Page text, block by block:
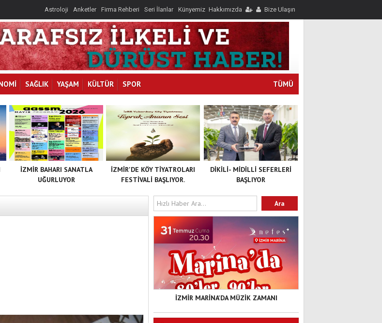
Astroloji Anketler Firma Rehberi Seri İlanlar Künyemiz Hakkımızda Bize Ulaşın
SAĞLIK YAŞAM KÜLTÜR SPOR TÜMÜ
İZMİR BAHARI SANATLA
UĞURLUYOR
DİKİLİ- MİDİLLİ SEFERLERİ
BAŞLIYOR
İZMİR'DE KÖY TİYATROLARI
FESTİVALİ BAŞLIYOR.
İZMİR MARİNA'DA MÜZİK ZAMANI